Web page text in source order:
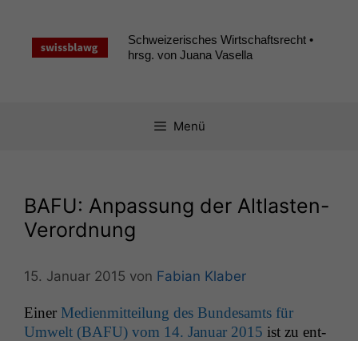
springen
Schweizerisches Wirtschaftsrecht •
hrsg. von Juana Vasella
Menü
BAFU: Anpassung der Altlasten-
Verordnung
15. Januar 2015 von Fabian Klaber
Ein­er Medi­en­mit­teilung des Bun­de­samts für
Umwelt (BAFU) vom 14. Jan­u­ar 2015 ist zu ent­